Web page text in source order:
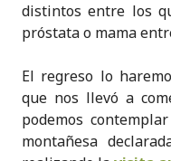
distintos entre los
próstata o mama
El regreso lo
que nos llevó a
podemos
montañesa